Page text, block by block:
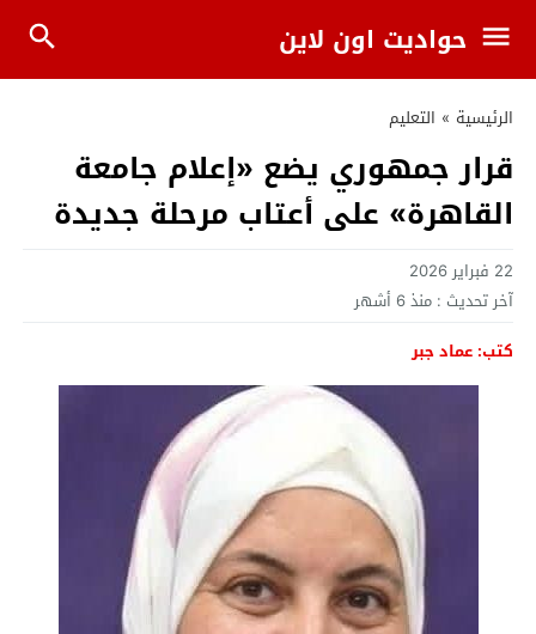
حواديت اون لاين
الرئيسية » التعليم
قرار جمهوري يضع «إعلام جامعة
القاهرة» على أعتاب مرحلة جديدة
22 فبراير 2026
آخر تحديث : منذ 6 أشهر
كتب: عماد جبر